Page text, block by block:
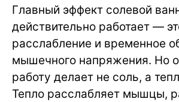
Главный эффект солевой
действительно работает —
расслабление и временное
мышечного напряжения. Но
работу делает не соль, а
Тепло расслабляет мышцы,